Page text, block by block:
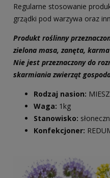
Regularne stosowanie
grządki pod warzywa oraz
Produkt roślinny
zielona masa, zanęta,
Nie jest przeznaczony do
skarmiania zwierząt
Rodzaj nasion:
Waga: 1kg
Stanowisko:
Konfekcjoner: